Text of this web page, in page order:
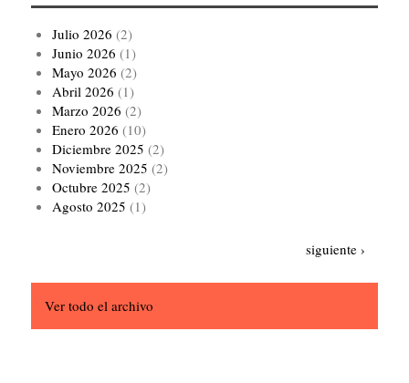
Julio 2026 (2)
Junio 2026 (1)
Mayo 2026 (2)
Abril 2026 (1)
Marzo 2026 (2)
Enero 2026 (10)
Diciembre 2025 (2)
Noviembre 2025 (2)
Octubre 2025 (2)
Agosto 2025 (1)
Siguiente
siguiente ›
Ver todo el archivo